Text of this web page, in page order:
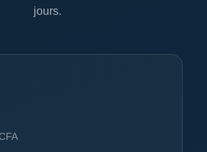
jours.